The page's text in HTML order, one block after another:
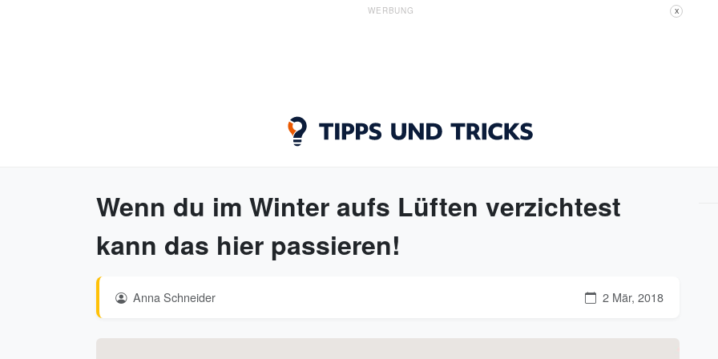
WERBUNG X
Wenn du im Winter aufs Lüften verzichtest
kann das hier passieren!
Anna Schneider 2 Mär, 2018